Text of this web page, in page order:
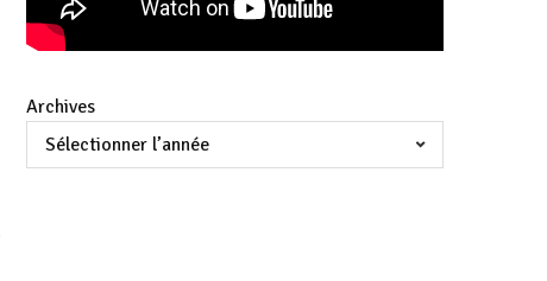
Archives